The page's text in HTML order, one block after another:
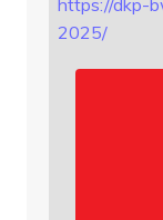
https://dkp-
2025/